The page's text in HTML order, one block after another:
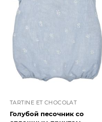
TARTINE ET CHOCOLAT
Голубой песочник со